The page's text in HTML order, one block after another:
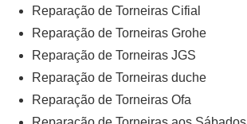
Reparação de Torneiras Cifial
Reparação de Torneiras Grohe
Reparação de Torneiras JGS
Reparação de Torneiras duche
Reparação de Torneiras Ofa